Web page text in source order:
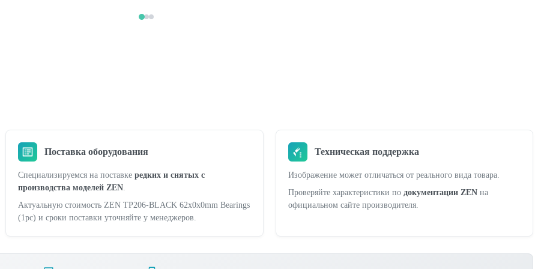
Поставка оборудования
Специализируемся на поставкередких и снятых с
производства моделей ZEN
Актуальную стоимость ZEN TP206-BLACK 62x0x0mm Bearings
(1pc) и сроки поставки уточняйте у менеджеров.
Техническая поддержка
Изображение может отличаться от реального вида товара.
Проверяйте характеристики по документации ZENна
официальном сайте производителя.